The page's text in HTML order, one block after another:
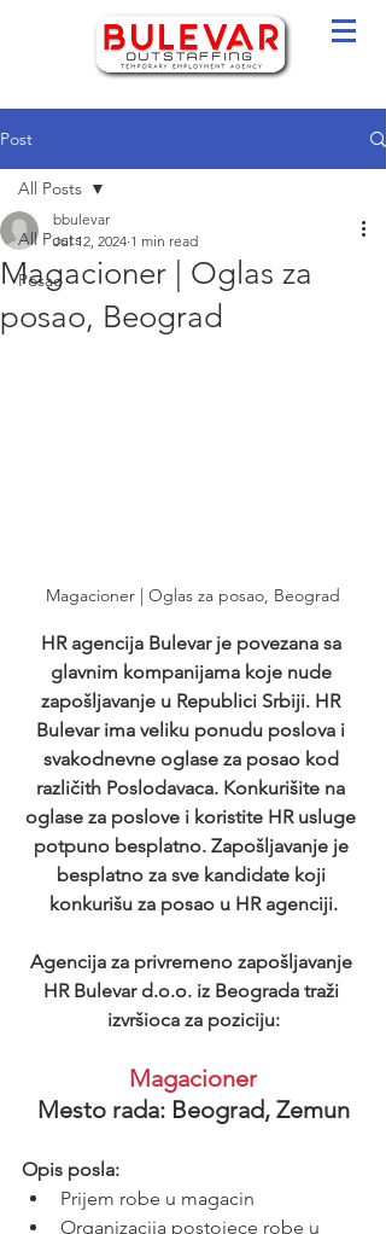
Post
All Posts
Posao
All Posts
Magacioner | Oglas za
posao, Beograd
bbulevar
Jul 12, 2024 1 min read
Magacioner | Oglas za posao, Beograd
HR agencija Bulevar je povezana sa
glavnim kompanijama koje nude
zapošljavanje u Republici Srbiji. HR
Bulevar ima veliku ponudu poslova i
svakodnevne oglase za posao kod
različith Poslodavaca. Konkurišite na
oglase za poslove i koristite HR usluge
potpuno besplatno. Zapošljavanje je
besplatno za sve kandidate koji
konkurišu za posao u HR agenciji.
Agencija za privremeno zapošljavanje
HR Bulevar d.o.o. iz Beograda traži
izvršioca za poziciju:
Magacioner
Mesto rada: Beograd, Zemun
Opis posla:
Prijem robe u magacin
Organizacija postojece robe u